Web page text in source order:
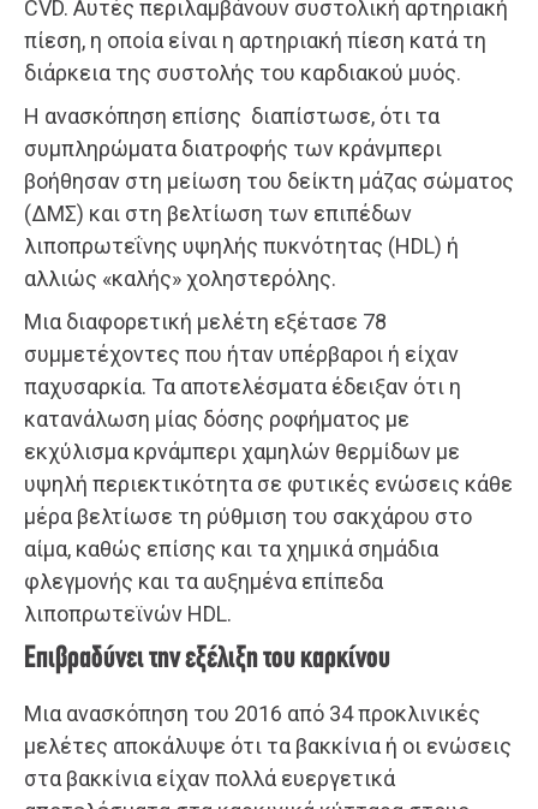
CVD. Αυτές περιλαμβάνουν συστολική αρτηριακή
πίεση, η οποία είναι η αρτηριακή πίεση κατά τη
διάρκεια της συστολής του καρδιακού μυός.
Η ανασκόπηση επίσης διαπίστωσε, ότι τα
συμπληρώματα διατροφής των κράνμπερι
βοήθησαν στη μείωση του δείκτη μάζας σώματος
(ΔΜΣ) και στη βελτίωση των επιπέδων
λιποπρωτεΐνης υψηλής πυκνότητας (HDL) ή
αλλιώς «καλής» χοληστερόλης.
Μια διαφορετική μελέτη εξέτασε 78
συμμετέχοντες που ήταν υπέρβαροι ή είχαν
παχυσαρκία. Τα αποτελέσματα έδειξαν ότι η
κατανάλωση μίας δόσης ροφήματος με
εκχύλισμα κρνάμπερι χαμηλών θερμίδων με
υψηλή περιεκτικότητα σε φυτικές ενώσεις κάθε
μέρα βελτίωσε τη ρύθμιση του σακχάρου στο
αίμα, καθώς επίσης και τα χημικά σημάδια
φλεγμονής και τα αυξημένα επίπεδα
λιποπρωτεϊνών HDL.
Επιβραδύνει την εξέλιξη του καρκίνου
Μια ανασκόπηση του 2016 από 34 προκλινικές
μελέτες αποκάλυψε ότι τα βακκίνια ή οι ενώσεις
στα βακκίνια είχαν πολλά ευεργετικά